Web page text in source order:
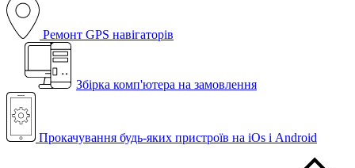
Ремонт GPS навігаторів
Збірка комп'ютера на замовлення
Прокачування будь-яких пристроїв на iOs і Android